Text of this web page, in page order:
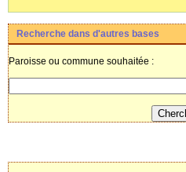
Recherche dans d'autres bases
Paroisse ou commune souhaitée :